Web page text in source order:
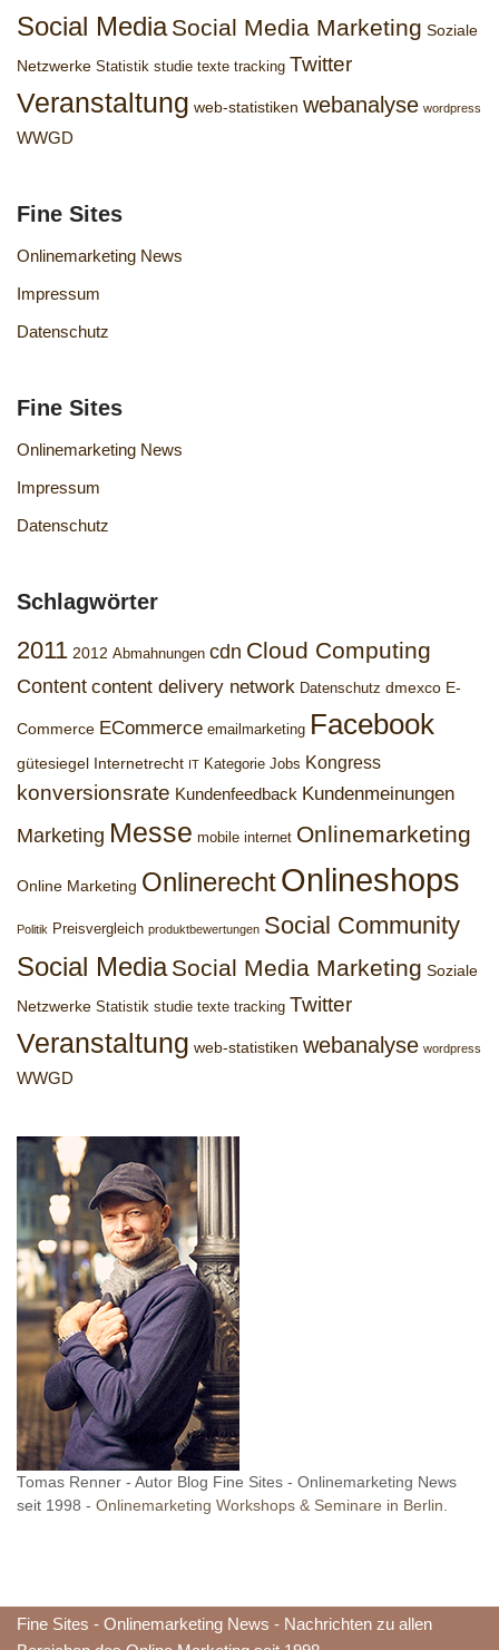
Social Media Social Media Marketing Soziale
Netzwerke Statistik studie texte tracking Twitter
Veranstaltung web-statistiken webanalyse wordpress
WWGD
Fine Sites
Onlinemarketing News
Impressum
Datenschutz
Fine Sites
Onlinemarketing News
Impressum
Datenschutz
Schlagwörter
2011 2012 Abmahnungen cdn Cloud Computing
Content content delivery network Datenschutz dmexco E-
Commerce ECommerce emailmarketing Facebook
gütesiegel Internetrecht IT Kategorie Jobs Kongress
konversionsrate Kundenfeedback Kundenmeinungen
Marketing Messe mobile internet Onlinemarketing
Online Marketing OnlinerechtOnlineshops
Politik Preisvergleich produktbewertungen Social Community
Social Media Social Media Marketing Soziale
Netzwerke Statistik studie texte tracking Twitter
Veranstaltung web-statistiken webanalyse wordpress
WWGD
Tomas Renner - Autor Blog Fine Sites - Onlinemarketing News
seit 1998 - Onlinemarketing Workshops & Seminare in Berlin.
Fine Sites - Onlinemarketing News - Nachrichten zu allen